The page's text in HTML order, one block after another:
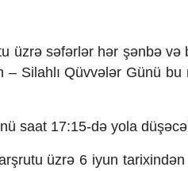
üzrə səfərlər hər şənbə
Silahlı Qüvvələr Günü
saat 17:15-də yola
üzrə 6 iyun